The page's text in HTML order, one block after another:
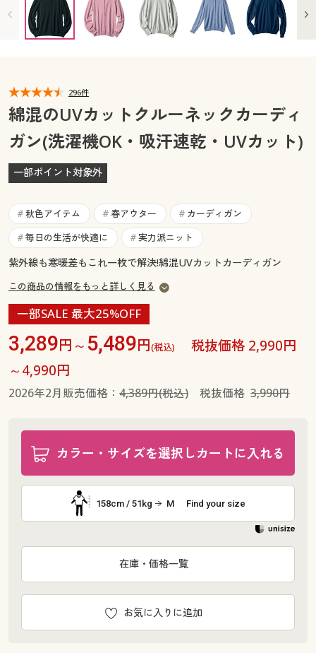
カタログ無料プレゼント
マイページ
閲覧履歴
お気に入り
サポート
ご利用ガイド
よくある質問とお問い合わせ
会員メニュー
閲覧履歴
お気に入り
サポート
よくある質問とお問い合わせ
296件
綿混のUVカットクルーネックカーディ
ガン(洗濯機OK・吸汗速乾・UVカット)
一部ポイント対象外
# 秋色アイテム # 春アウター # カーディガン
# 毎日の生活が快適に # 実力派ニット
紫外線も寒暖差もこれ一枚で解決!綿混UVカットカーディガン
この商品の情報をもっと詳しく見る
一部SALE 最大25%OFF
3,289円～ 5,489円(税込)
税抜価格 2,990円
～4,990円
2026年2月販売価格： 4,389円(税込)税抜価格 3,990円
カラー・サイズを選択しカートに入れる
158cm / 51kg M Find your size
お気に入りに追加
在庫・価格一覧